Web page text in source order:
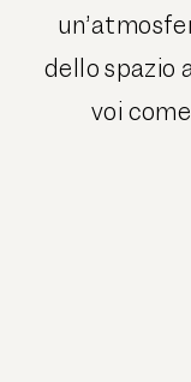
dello spazio
voi